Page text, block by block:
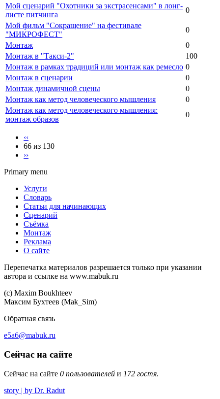
Мой сценарий "Охотники за экстрасенсами" в лонг-
листе питчинга
0
Мой фильм "Сокращение" на фестивале
"МИКРОФЕСТ"
0
Монтаж
0
Монтаж в "Такси-2"
100
Монтаж в рамках традиций или монтаж как ремесло 0
Монтаж в сценарии
0
Монтаж динамичной сцены
0
Монтаж как метод человеческого мышления
0
Монтаж как метод человеческого мышления:
монтаж образов
0
‹‹
66 из 130
››
Primary menu
Услуги
Словарь
Статьи для начинающих
Сценарий
Съёмка
Монтаж
Реклама
О сайте
Перепечатка материалов разрешается только при указании
автора и ссылке на www.mabuk.ru
(c) Maхim Boukhteev
Максим Бухтеев (Mak_Sim)
Обратная связь
e5a6@mabuk.ru
Сейчас на сайте
Сейчас на сайте 0 пользователей и 172 гостя.
story | by Dr. Radut